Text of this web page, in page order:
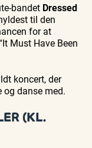
bandet Dressed
til den
for at
Must Have Been
koncert, der
danse med.
(KL.